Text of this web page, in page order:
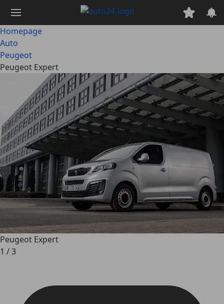
naar
hoofdinhoud
Homepage
Auto
Peugeot
Peugeot Expert
Peugeot Expert
1 /3